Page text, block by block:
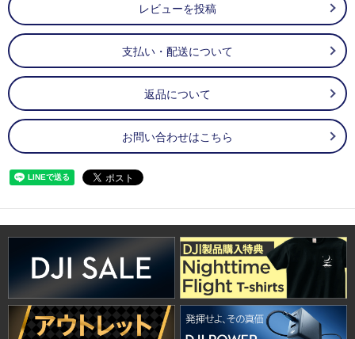
レビューを投稿
支払い・配送について
返品について
お問い合わせはこちら